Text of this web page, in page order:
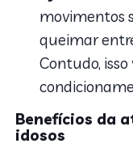
movimentos
queimar
Contudo,
Benefícios da
idosos